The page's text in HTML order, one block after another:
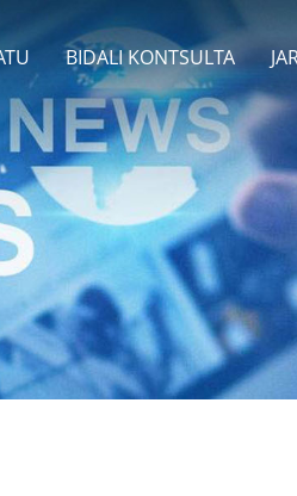
BIDALI KONTSULTA